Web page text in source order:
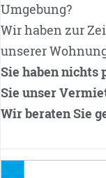
Umgebung?
Wir haben zur
unserer
Sie haben nichts
Sie unser
Wir beraten Sie